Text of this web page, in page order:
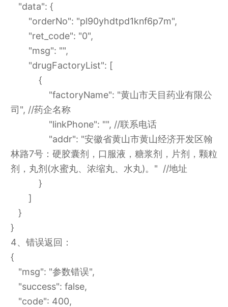
"data": {
"orderNo": "pl90yhdtpd1knf6p7m",
"ret_code": "0",
"msg": "",
"drugFactoryList": [
{
"factoryName": "黄山市天目药业有限公
司", //药企名称
"linkPhone": "", //联系电话
"addr": "安徽省黄山市黄山经济开发区翰
林路7号：硬胶囊剂，口服液，糖浆剂，片剂，颗粒
剂，丸剂(水蜜丸、浓缩丸、水丸)。" //地址
}
]
}
}
4、错误返回：
{
"msg": "参数错误",
"success": false,
"code": 400,